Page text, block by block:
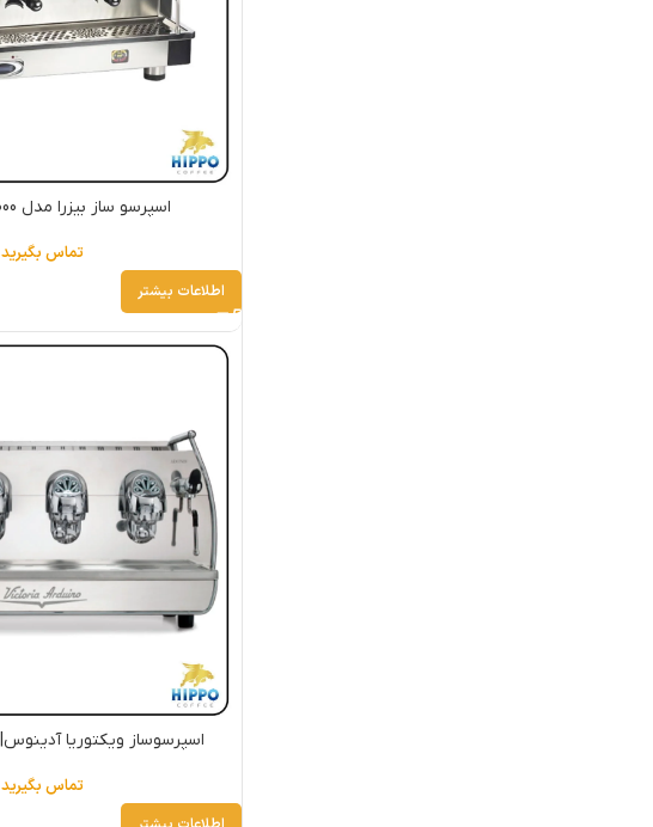
اسپرسو ساز بیزرا مدل B6000 دو گروپ
تماس بگیرید
اطلاعات بیشتر
اسپرسوساز ویکتوریا آدینوس| Victoria Adinos
تماس بگیرید